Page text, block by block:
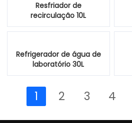
Resfriador de
recirculação 10L
Refrigerador de água de
laboratório 30L
1 2 3 4